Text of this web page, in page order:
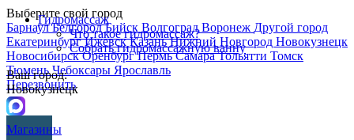
Выберите свой город
БарнаулБелгородБийск ВолгоградВоронеж Другой город
ЕкатеринбургИжевскКазаньНижний Новгород Новокузнецк
НовосибирскОренбургПермьСамараТольятти Томск
ТюменьЧебоксары Ярославль
Перезвонить
Гидромассаж
Что такое гидромассаж?
Собрать гидромассажную ванну
Ваш город:
Новокузнецк
Магазины